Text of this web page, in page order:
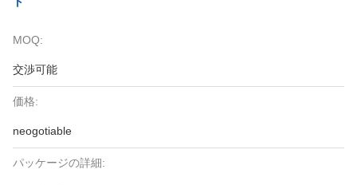
MOQ:
交渉可能
価格:
neogotiable
パッケージの詳細: